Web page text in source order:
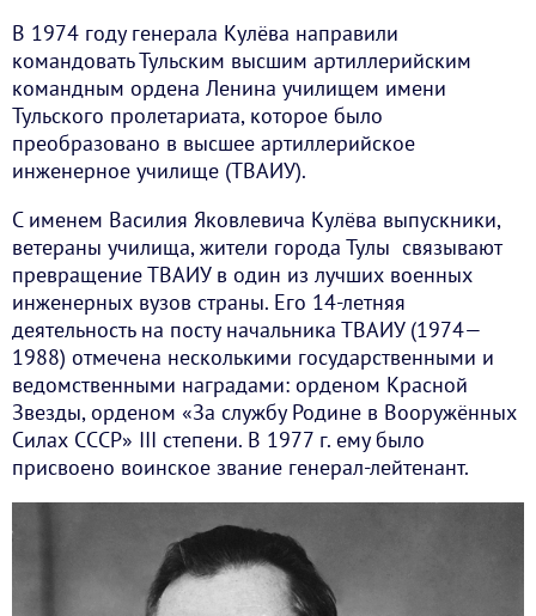
В 1974 году генерала Кулёва направили
командовать Тульским высшим артиллерийским
командным ордена Ленина училищем имени
Тульского пролетариата, которое было
преобразовано в высшее артиллерийское
инженерное училище (ТВАИУ).
С именем Василия Яковлевича Кулёва выпускники,
ветераны училища, жители города Тулы связывают
превращение ТВАИУ в один из лучших военных
инженерных вузов страны. Его 14-летняя
деятельность на посту начальника ТВАИУ (1974—
1988) отмечена несколькими государственными и
ведомственными наградами: орденом Красной
Звезды, орденом «За службу Родине в Вооружённых
Силах СССР» III степени. В 1977 г. ему было
присвоено воинское звание генерал-лейтенант.